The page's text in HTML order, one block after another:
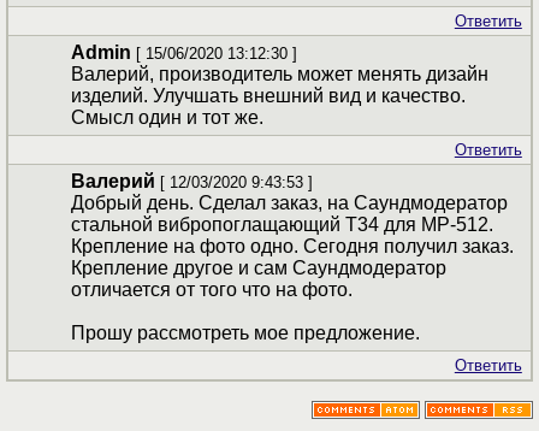
Ответить
Admin [ 15/06/2020 13:12:30 ]
Валерий, производитель может менять дизайн
изделий. Улучшать внешний вид и качество.
Смысл один и тот же.
Ответить
Валерий [ 12/03/2020 9:43:53 ]
Добрый день. Сделал заказ, на Саундмодератор
стальной вибропоглащающий T34 для МР-512.
Крепление на фото одно. Сегодня получил заказ.
Крепление другое и сам Саундмодератор
отличается от того что на фото.
Прошу рассмотреть мое предложение.
Ответить